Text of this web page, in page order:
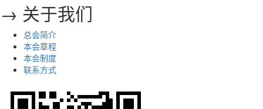
→ 关于我们
总会简介
本会章程
本会制度
联系方式